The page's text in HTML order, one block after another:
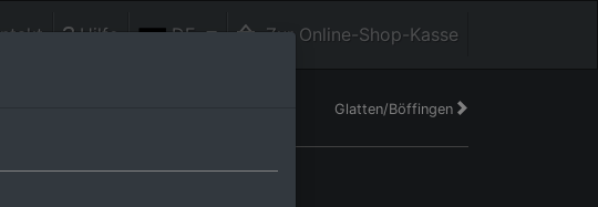
Hilfe DE Zur Online-Shop-Kasse
Glatten/Böffingen